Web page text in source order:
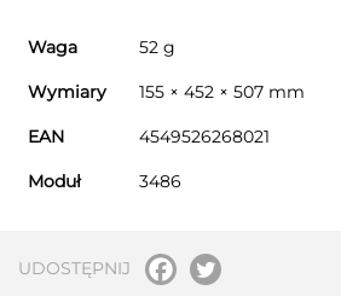
Waga 52 g
Wymiary 155 × 452 × 507 mm
EAN 4549526268021
Moduł 3486
UDOSTĘPNIJ